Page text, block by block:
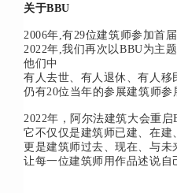
关于BBU
2006年,有29位建筑师参加首
2022年,我们再次以BBU为主
他们中
有人去世、有人退休、有人
仍有20位当年的参展建筑师参
2022年，阿尔法建筑大会重启
它不仅仅是建筑师已建、在建
更是建筑师过去、现在、与未
让每一位建筑师用作品述说自